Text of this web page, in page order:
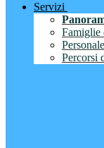
Servizi
Famiglie
Percorsi